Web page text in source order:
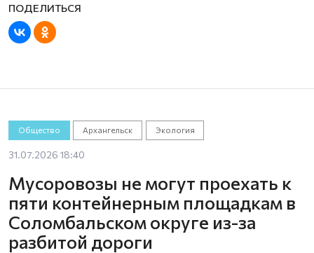
Общество Архангельск Экология
31.07.2026 18:40
Мусоровозы не могут проехать к
пяти контейнерным площадкам в
Соломбальском округе из-за
разбитой дороги